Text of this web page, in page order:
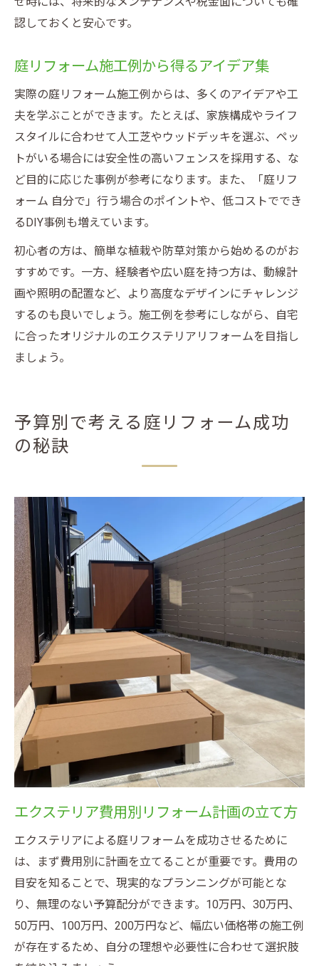
認しておくと安心です。
庭リフォーム施工例から得るアイデア集
実際の庭リフォーム施工例からは、多くのアイデアや工
夫を学ぶことができます。たとえば、家族構成やライフ
スタイルに合わせて人工芝やウッドデッキを選ぶ、ペッ
トがいる場合には安全性の高いフェンスを採用する、な
ど目的に応じた事例が参考になります。また、「庭リフ
ォーム 自分で」行う場合のポイントや、低コストででき
るDIY事例も増えています。
初心者の方は、簡単な植栽や防草対策から始めるのがお
すすめです。一方、経験者や広い庭を持つ方は、動線計
画や照明の配置など、より高度なデザインにチャレンジ
するのも良いでしょう。施工例を参考にしながら、自宅
に合ったオリジナルのエクステリアリフォームを目指し
ましょう。
予算別で考える庭リフォーム成功
の秘訣
エクステリア費用別リフォーム計画の立て方
エクステリアによる庭リフォームを成功させるために
は、まず費用別に計画を立てることが重要です。費用の
目安を知ることで、現実的なプランニングが可能とな
り、無理のない予算配分ができます。10万円、30万円、
50万円、100万円、200万円など、幅広い価格帯の施工例
が存在するため、自分の理想や必要性に合わせて選択肢